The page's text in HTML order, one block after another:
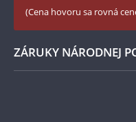
(Cena hovoru sa rovná
ZÁRUKY NÁRODNEJ